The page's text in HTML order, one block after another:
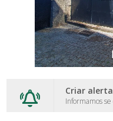
Criar
Informamos